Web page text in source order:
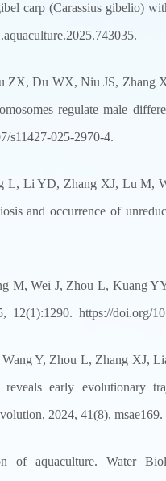
carp (Carassius gibelio)
Du WX, Niu JS, Zhang
regulate male
s11427-025-2970-4.
L, Li YD, Zhang XJ, Lu M,
and occurrence of
Wei J, Zhou L, Kuang
12(1):1290. https://doi.org/
Y, Zhou L, Zhang XJ,
early evolutionary
2024, 41(8), msae169.
of aquaculture. Water